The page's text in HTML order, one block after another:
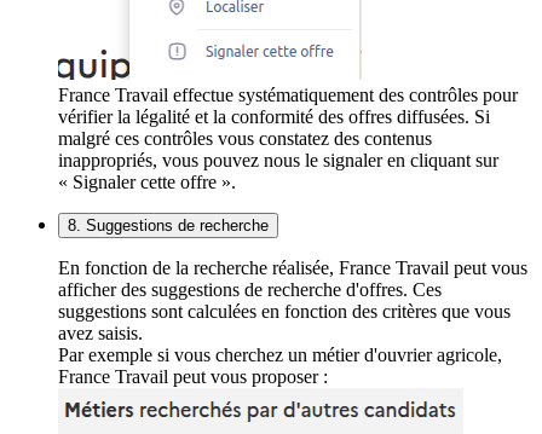
France Travail effectue systématiquement des contrôles pour
vérifier la légalité et la conformité des offres diffusées. Si
malgré ces contrôles vous constatez des contenus
inappropriés, vous pouvez nous le signaler en cliquant sur
« Signaler cette offre ».
8. Suggestions de recherche
En fonction de la recherche réalisée, France Travail peut vous
afficher des suggestions de recherche d'offres. Ces
suggestions sont calculées en fonction des critères que vous
avez saisis.
Par exemple si vous cherchez un métier d'ouvrier agricole,
France Travail peut vous proposer :